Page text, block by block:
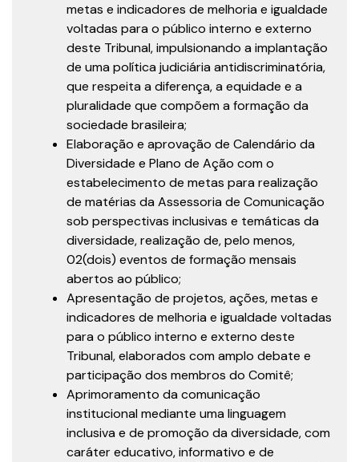
metas e indicadores de melhoria e igualdade
voltadas para o público interno e externo
deste Tribunal, impulsionando a implantação
de uma política judiciária antidiscriminatória,
que respeita a diferença, a equidade e a
pluralidade que compõem a formação da
sociedade brasileira;
Elaboração e aprovação de Calendário da
Diversidade e Plano de Ação com o
estabelecimento de metas para realização
de matérias da Assessoria de Comunicação
sob perspectivas inclusivas e temáticas da
diversidade, realização de, pelo menos,
02(dois) eventos de formação mensais
abertos ao público;
Apresentação de projetos, ações, metas e
indicadores de melhoria e igualdade voltadas
para o público interno e externo deste
Tribunal, elaborados com amplo debate e
participação dos membros do Comitê;
Aprimoramento da comunicação
institucional mediante uma linguagem
inclusiva e de promoção da diversidade, com
caráter educativo, informativo e de